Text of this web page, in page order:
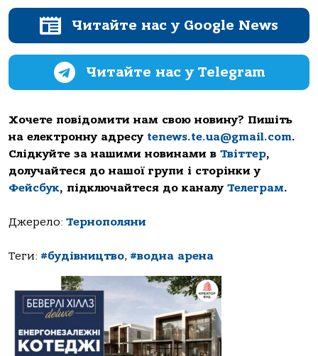
Читайте нас у Google News
Читайте нас у Telegram
Хочете повідомити нам свою новину? Пишіть
на електронну адресу tenews.te.ua@gmail.com.
Слідкуйте за нашими новинами в Твіттер,
долучайтеся до нашої групи і сторінки у
Фейсбук, підключайтеся до каналу Телеграм.
Джерело: Тернополяни
Теги: #будівництво, #водна арена